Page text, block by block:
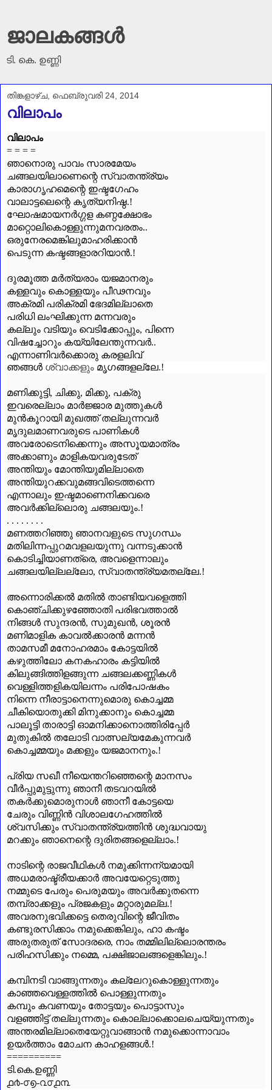
ജാലകങ്ങൾ
ടി. കെ. ഉണ്ണി
തിങ്കളാഴ്‌ച, ഫെബ്രുവരി 24, 2014
വിലാപം
വിലാപം
= = = =
ഞാനൊരു പാവം സാരമേയം
ചങ്ങലയിലാണെന്റെ സ്വാതന്ത്ര്യം
കാരാഗൃഹമെന്റെ ഇഷ്ടഗേഹം
വാലാട്ടലെന്റെ കൃത്യനിഷ്ഠ.!
ഘോഷമായനർഗ്ഗള കണ്ഠക്ഷോഭം
മാറ്റൊലികൊള്ളുന്നുമനവരതം..
ഒരുനേരമെങ്കിലുമാഹരിക്കാൻ
പെടുന്ന കഷ്ടങ്ങളാരറിയാൻ.!
ദുരമൂത്ത മർത്യരാം യജമാനരും
കള്ളവും കൊള്ളയും പീഢനവും
അക്രമി പരിക്രമി ഭേദമില്ലാതെ
പരിധി ലംഘിക്കുന്ന മന്നവരും
കല്ലും വടിയും വെടിക്കോപ്പും, പിന്നെ
വിഷച്ചോറും കയ്യിലേന്തുന്നവർ..
എന്നാണിവർക്കൊരു കരളലിവ്
ഞങ്ങൾ ശ്വാക്കളും മൃഗങ്ങളല്ലേ.!
മണിക്കുട്ടി, ചിക്കു, മിക്കു, പക്രു
ഇവരെല്ലാം മാർജ്ജാര മുത്തുകൾ
മുൻകൂറായി മുഖത്ത് തല്ലുന്നവർ
മൃദുലമാണവരുടെ പാണികൾ
അവരോടെനിക്കെന്നും അസൂയമാത്രം
അക്കാണും മാളികയവരുടേത്
അന്തിയും മോന്തിയുമില്ലാതെ
അന്തിയുറക്കവുമങ്ങവിടെത്തന്നെ
എന്നാലും ഇഷ്ടമാണെനിക്കവരെ
അവർക്കില്ലൊരു ചങ്ങലയും.!
. . . . . . . .
മണത്തറിഞ്ഞു ഞാനവളുടെ സുഗന്ധം
മതിലിന്നപ്പുറമവളലയുന്നു വന്നടുക്കാൻ
കൊടിച്ചിയാണത്രെ, അവളെന്നാലും
ചങ്ങലയില്ലല്ലോ, സ്വാതന്ത്ര്യമതല്ലേ.!
അന്നൊരിക്കൽ മതിൽ താണ്ടിയവളെത്തി
കൊഞ്ചിക്കുഴഞ്ഞോതി പരിഭവത്താൽ
നിങ്ങൾ സുന്ദരൻ, സുമുഖൻ, ശൂരൻ
മണിമാളിക കാവൽക്കാരൻ മന്നൻ
താമസമീ മനോഹരമാം കോട്ടയിൽ
കഴുത്തിലോ കനകഹാരം കട്ടിയിൽ
കിലുങ്ങിത്തിളങ്ങുന്ന ചങ്ങലക്കണ്ണികൾ
വെള്ളിത്തളികയിലന്നം പരിപോഷകം
നിന്നെ നീരാട്ടാനെന്നുമൊരു കൊച്ചമ്മ
ചീകിയൊതുക്കി മിനുക്കാനും കൊച്ചമ്മ
പാലൂട്ടി താരാട്ടി ഓമനിക്കാനൊത്തിരിപ്പേർ
മുതുകിൽ തലോടി വാത്സല്യമേകുന്നവർ
കൊച്ചമ്മയും മക്കളും യജമാനനും.!
പ്രിയ സഖീ നീയെന്തറിഞ്ഞെന്റെ മാനസം
വീർപ്പുമുട്ടുന്നു ഞാനീ തടവറയിൽ
തകർക്കുമൊരുനാൾ ഞാനീ കോട്ടയെ
ചേരും വിണ്ണിൻ വിശാലഗേഹത്തിൽ
ശ്വസിക്കും സ്വാതന്ത്ര്യത്തിൻ ശുദ്ധവായു
മറക്കും ഞാനെന്റെ ദുരിതങ്ങളെല്ലാം.!
നാടിന്റെ രാജവീഥികൾ നമുക്കിന്നന്യമായി
അധമരാഷ്ട്രീയക്കാർ അവയേറ്റെടുത്തു
നമ്മുടെ പേരും പെരുമയും അവർക്കുതന്നെ
തമ്പ്രാക്കളും പ്രജകളും മറ്റാരുമല്ല.!
അവരനുഭവിക്കട്ടെ തെരുവിന്റെ ജീവിതം
കണ്ടുരസിക്കാം നമുക്കെങ്കിലും, ഹാ കഷ്ടം
അരുതരുത് സോദരരെ, നാം തമ്മിലില്ലൊരന്തരം
പരിഹസിക്കും നമ്മെ, പക്ഷിജാലങ്ങളെങ്കിലും.!
കമ്പിനടി വാങ്ങുന്നതും കല്ലേറുകൊള്ളുന്നതും
കാഞ്ഞവെള്ളത്തിൽ പൊള്ളുന്നതും
കമ്പും കവണയും തോട്ടയും പൊട്ടാസും
വളഞ്ഞിട്ട് തല്ലുന്നതും കൊല്ലാക്കൊലചെയ്യുന്നതും
അന്തരമില്ലാതെയേറ്റുവാങ്ങാൻ നമുക്കൊന്നാവാം
ഉയർത്താം മോചന കാഹളങ്ങൾ.!
==========
ടി.കെ.ഉണ്ണി
൧൪-൦൭-൨൦൧൩